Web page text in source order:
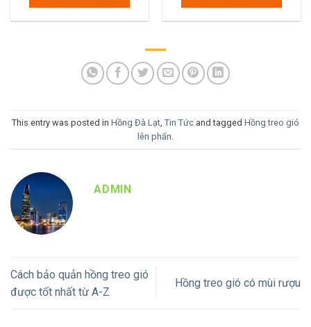
210.000₫.
This entry was posted in Hồng Đà Lạt Tin Tức and tagged Hồng treo gió
lên phấn
ADMIN
Cách bảo quản hồng treo gió
được tốt nhất từ A-Z
Hồng treo gió có mùi rượu